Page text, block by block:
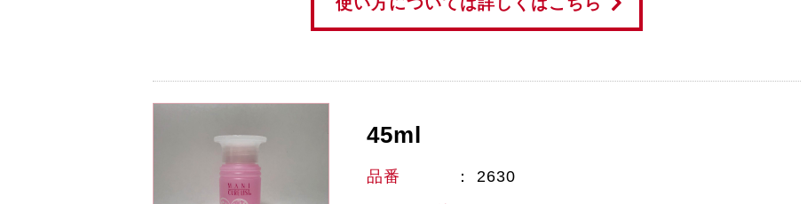
45ml
品番
2630